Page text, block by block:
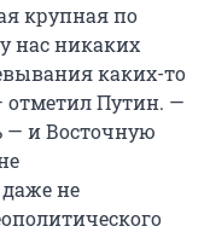
крупная по
нас никаких
каких-то
отметил Путин. —
— и Восточную
не